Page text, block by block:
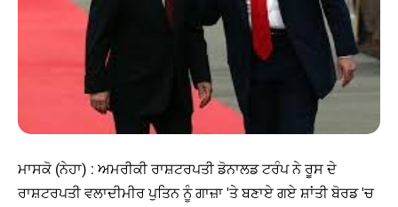
ਮਾਸਕੋ (ਨੇਹਾ) : ਅਮਰੀਕੀ ਰਾਸ਼ਟਰਪਤੀ ਡੋਨਾਲਡ ਟਰੰਪ ਨੇ ਰੂਸ ਦੇ
ਰਾਸ਼ਟਰਪਤੀ ਵਲਾਦੀਮੀਰ ਪੁਤਿਨ ਨੂੰ ਗਾਜ਼ਾ 'ਤੇ ਬਣਾਏ ਗਏ ਸ਼ਾਂਤੀ ਬੋਰਡ 'ਚ